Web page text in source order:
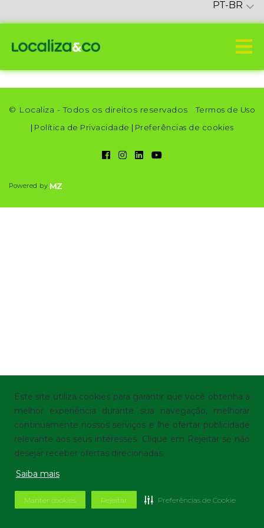
Este site utiliza cookies para garantir que você obtenha a
melhor experiência durante sua navegação, melhorar
continuamente nossos serviços e lhe ofertar publicidade
relevante aos seus interesses. Clique em Rejeitar se não
desejar receber ofertas direcionadas.
Saiba mais
Manter cookies Rejeitar Preferências de Cookie
PT-BR
© Localiza - Todos os direitos reservados
Termos de Uso
| Política de Privacidade | Preferências de cookies
Powered by